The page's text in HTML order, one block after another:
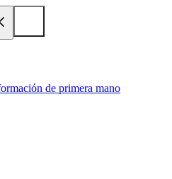
de primera mano